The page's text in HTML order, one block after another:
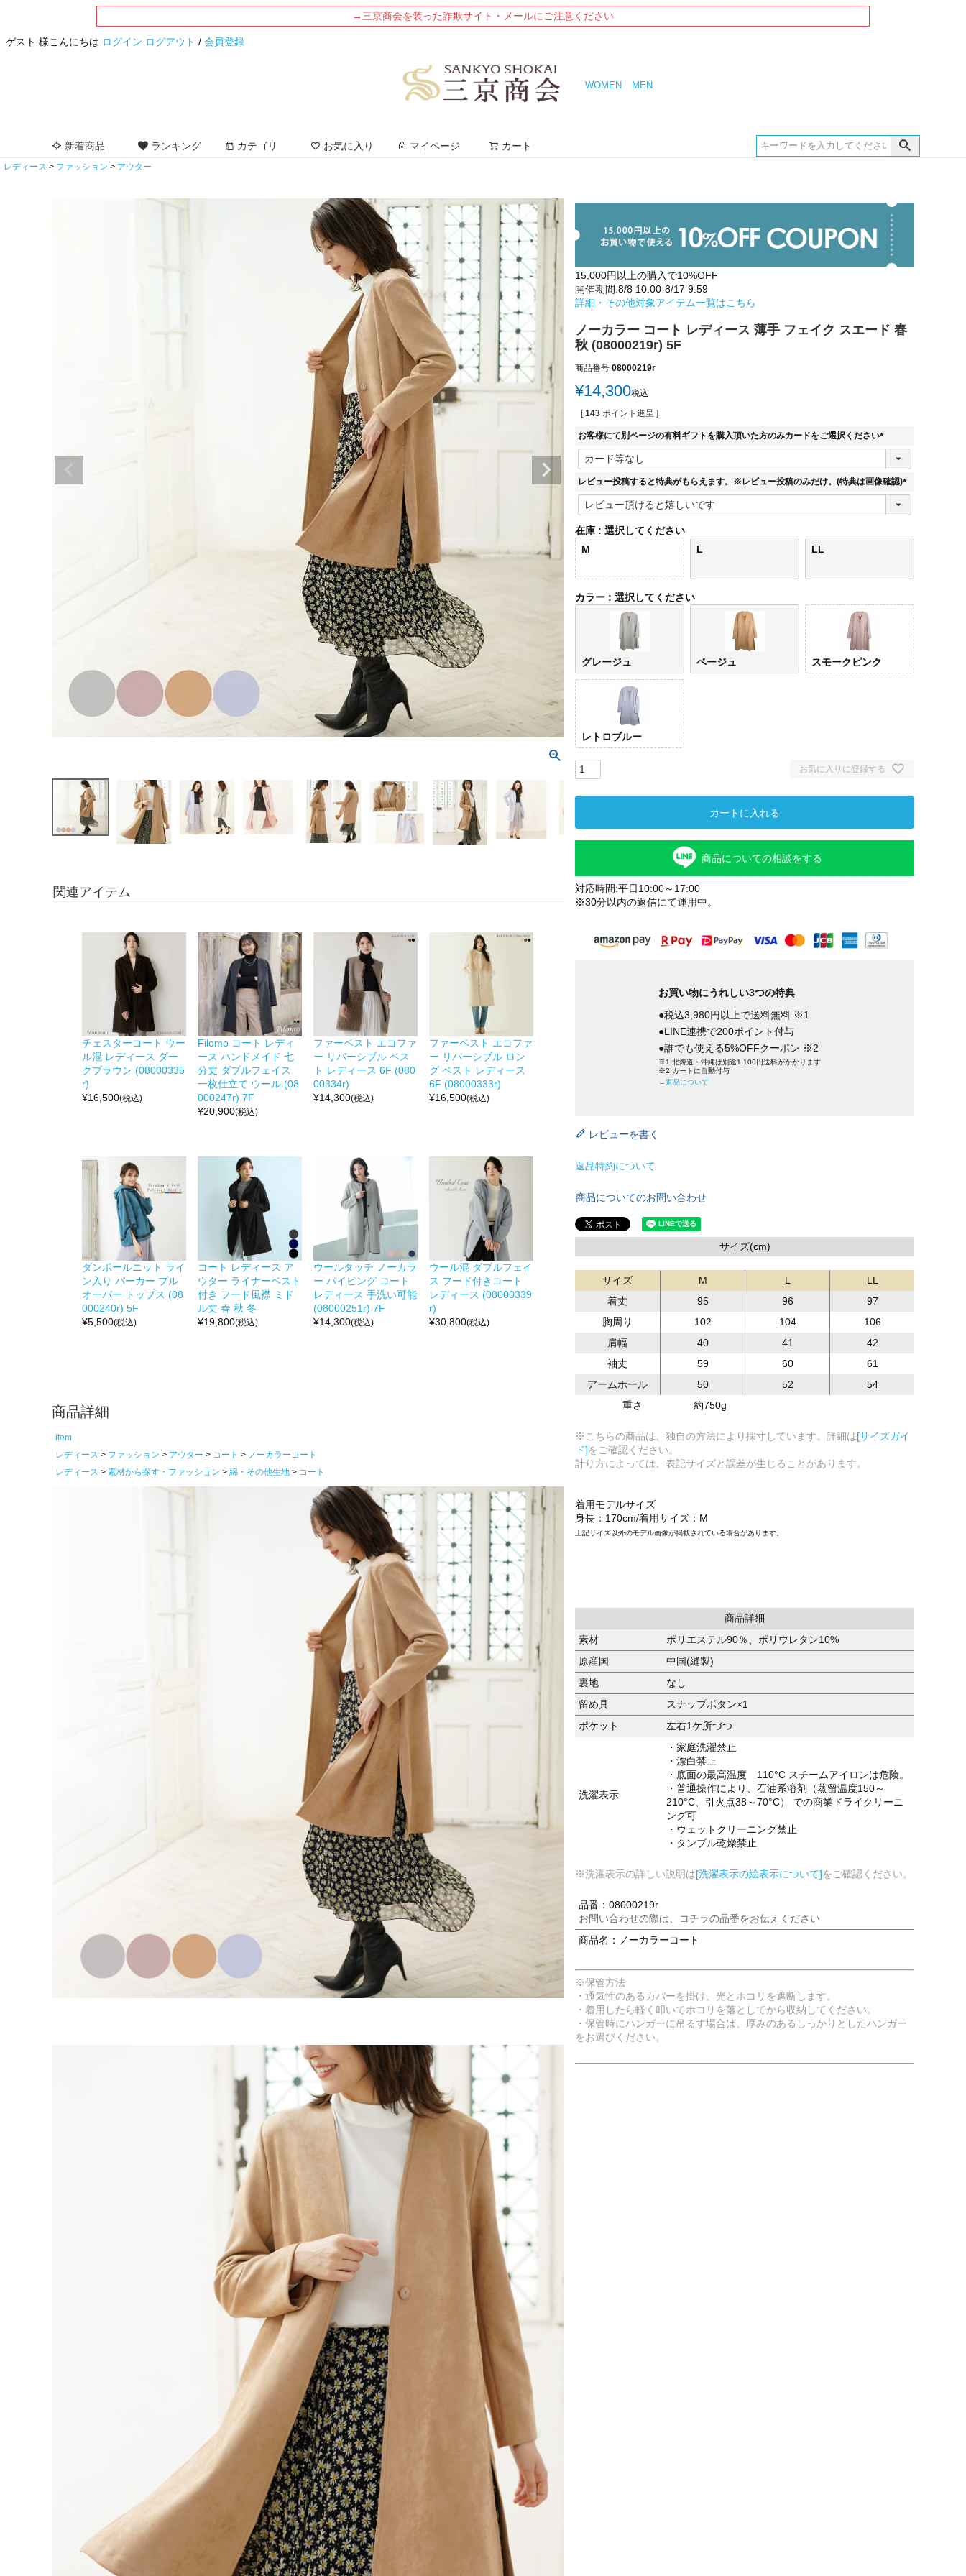
→三京商会を装った詐欺サイト・メールにご注意ください
ゲスト 様こんにちは ログイン ログアウト / 会員登録
WOMEN MEN
新着商品 ランキング カテゴリ お気に入り マイページ カート
レディース ファッション アウター
グレージュ
関連アイテム
チェスターコート ウー
ル混 レディース ダー
クブラウン (08000335
r)
¥16,500(税込)
Filomo コート レディ
ース ハンドメイド 七
分丈 ダブルフェイス
一枚仕立て ウール (08
000247r) 7F
¥20,900(税込)
ファーベスト エコファ
ー リバーシブル ベス
ト レディース 6F (080
00334r)
¥14,300(税込)
ファーベスト エコファ
ー リバーシブル ロン
グ ベスト レディース
6F (08000333r)
¥16,500(税込)
ダンボールニット ライ
ン入り パーカー プル
オーバー トップス (08
000240r) 5F
¥5,500(税込)
コート レディース ア
ウター ライナーベスト
付き フード風襟 ミド
ル丈 春 秋 冬
¥19,800(税込)
ウールタッチ ノーカラ
ー パイピング コート
レディース 手洗い可能
(08000251r) 7F
¥14,300(税込)
ウール混 ダブルフェイ
ス フード付きコート
レディース (08000339
r)
¥30,800(税込)
商品詳細
item
レディース
ファッション アウター コート
ノーカラーコート
レディース
素材から探す・ファッション 綿・その他生地 コート
15,000円以上の購入で10%OFF
開催期間:8/8 10:00-8/17 9:59
詳細・その他対象アイテム一覧はこちら
ノーカラー コート レディース 薄手 フェイク スエード 春
秋 (08000219r) 5F
商品番号 08000219r
¥14,300税込
[ 143 ポイント進呈 ]
お客様にて別ページの有料ギフトを購入頂いた方のみカードをご選択ください
(
須
レビュー投稿すると特典がもらえます。※レビュー投稿のみだけ。(特典は画像確認)
(
)
在庫
選択してください
M
L LL
カラー 選択してください
グレージュ ベージュ スモークピンク
レトロブルー
お気に入りに登録する
カートに入れる
商品についての相談をする
対応時間:平日10:00～17:00
※30分以内の返信にて運用中。
お買い物にうれしい3つの特典
●税込3,980円以上で送料無料 ※1
●LINE連携で200ポイント付与
●誰でも使える5%OFFクーポン ※2
※1.北海道・沖縄は別途1,100円送料がかかります
※2.カートに自動付与
→返品について
レビューを書く
返品特約について
商品についてのお問い合わせ
サイズ(cm)
サイズ M L
LL
着丈
95 96
97
胸周り
102 104
106
肩幅
40 41
42
袖丈
59 60
61
アームホール
50 52
54
重さ
約750g
※こちらの商品は、独自の方法により採寸しています。詳細は[サイズガイ
ド]をご確認ください。
計り方によっては、表記サイズと誤差が生じることがあります。
着用モデルサイズ
身長：170cm/着用サイズ：M
上記サイズ以外のモデル画像が掲載されている場合があります。
商品詳細
素材
ポリエステル90％、ポリウレタン10%
原産国
中国(縫製)
裏地
なし
留め具
スナップボタン×1
ポケット
左右1ケ所づつ
洗濯表示
・家庭洗濯禁止
・漂白禁止
・底面の最高温度 110°C スチームアイロンは危険。
・普通操作により、石油系溶剤（蒸留温度150～
210°C、引火点38～70°C） での商業ドライクリーニ
ング可
・ウェットクリーニング禁止
・タンブル乾燥禁止
※洗濯表示の詳しい説明は[洗濯表示の絵表示について]をご確認ください。
品番：08000219r
お問い合わせの際は、コチラの品番をお伝えください
商品名：ノーカラーコート
※保管方法
・通気性のあるカバーを掛け、光とホコリを遮断します。
・着用したら軽く叩いてホコリを落としてから収納してください。
・保管時にハンガーに吊るす場合は、厚みのあるしっかりとしたハンガー
をお選びください。